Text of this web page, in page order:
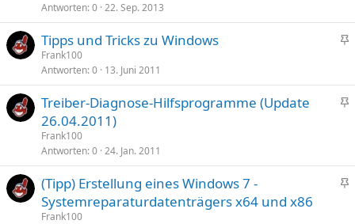
t
e
p
t
Antworten 0 22. Sep. 2013
A
e
p
t
Tipps und Tricks zu Windows
Frank100
Antworten 0 13. Juni 2011
A
p
i
Treiber-Diagnose-Hilfsprogramme (Update
26.04.2011)
Frank100
Antworten 0 24. Jan. 2011
A
(Tipp) Erstellung eines Windows 7 -
Systemreparaturdatenträgers x64 und x86
Frank100